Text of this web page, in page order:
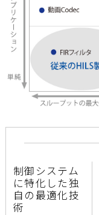
制御システム
に特化した独
自の最適化技
術